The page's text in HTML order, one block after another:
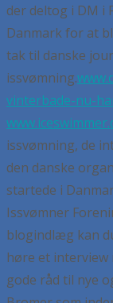
der deltog i DM i
Danmark for at
tak til danske
issvømning.
vinterbade-nu-
issvømning, de
den danske
startede i
Issvømner
blogindlæg kan
høre et interview
gode råd til nye